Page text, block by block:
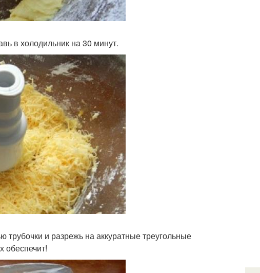
в холодильник на 30 минут.
трубочки и разрежь на аккуратные треугольные
обеспечит!